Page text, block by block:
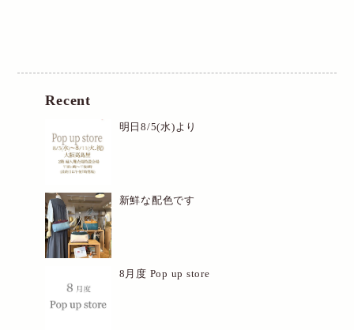
Recent
明日8/5(水)より
新鮮な配色です
8月度 Pop up store